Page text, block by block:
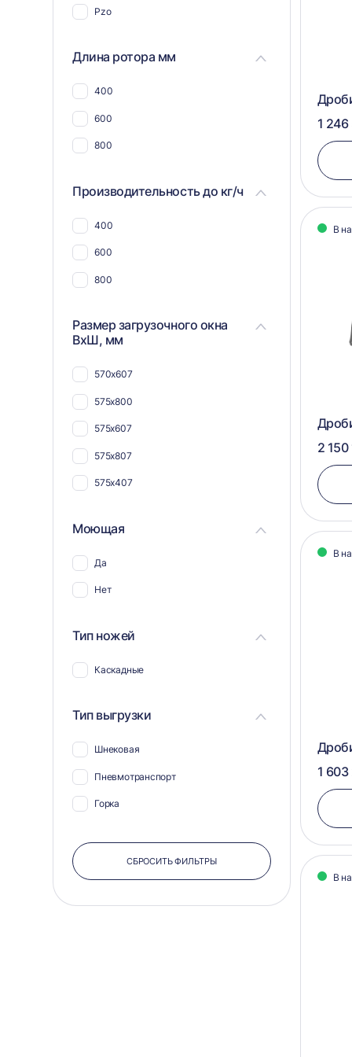
Для пвх отходов
Для угля
Для арболита
Для щебня
Для кабеля и проводов
Для шпона
Для поддонов и паллет
Для труб
Pzo
Длина ротора мм
400
600
800
Производительность до кг/ч
400
600
800
Размер загрузочного окна
ВхШ, мм
570х607
575х800
575х607
575х807
575х407
Моющая
Да
Нет
Тип ножей
Каскадные
Тип выгрузки
Шнековая
Пневмотранспорт
Горка
СБРОСИТЬ ФИЛЬТРЫ
1
В
2 150
В
1
В